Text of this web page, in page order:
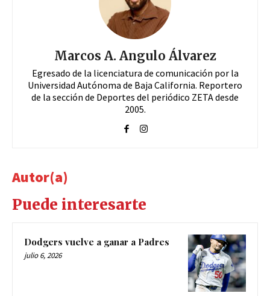
Marcos A. Angulo Álvarez
Egresado de la licenciatura de comunicación por la
Universidad Autónoma de Baja California. Reportero
de la sección de Deportes del periódico ZETA desde
2005.
Autor(a)
Puede interesarte
Dodgers vuelve a ganar a Padres
julio 6, 2026